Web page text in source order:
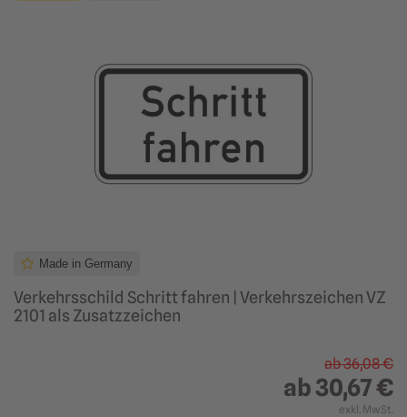
Made in Germany
Verkehrsschild Schritt fahren | Verkehrszeichen VZ
2101 als Zusatzzeichen
ab36,08 €
ab30,67 €
exkl. MwSt.